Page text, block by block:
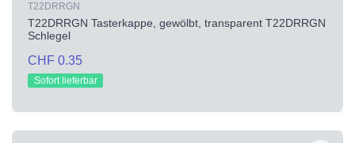
T22DRRGN
T22DRRGN Tasterkappe, gewölbt, transparent T22DRRGN
Schlegel
CHF 0.35
Sofort lieferbar